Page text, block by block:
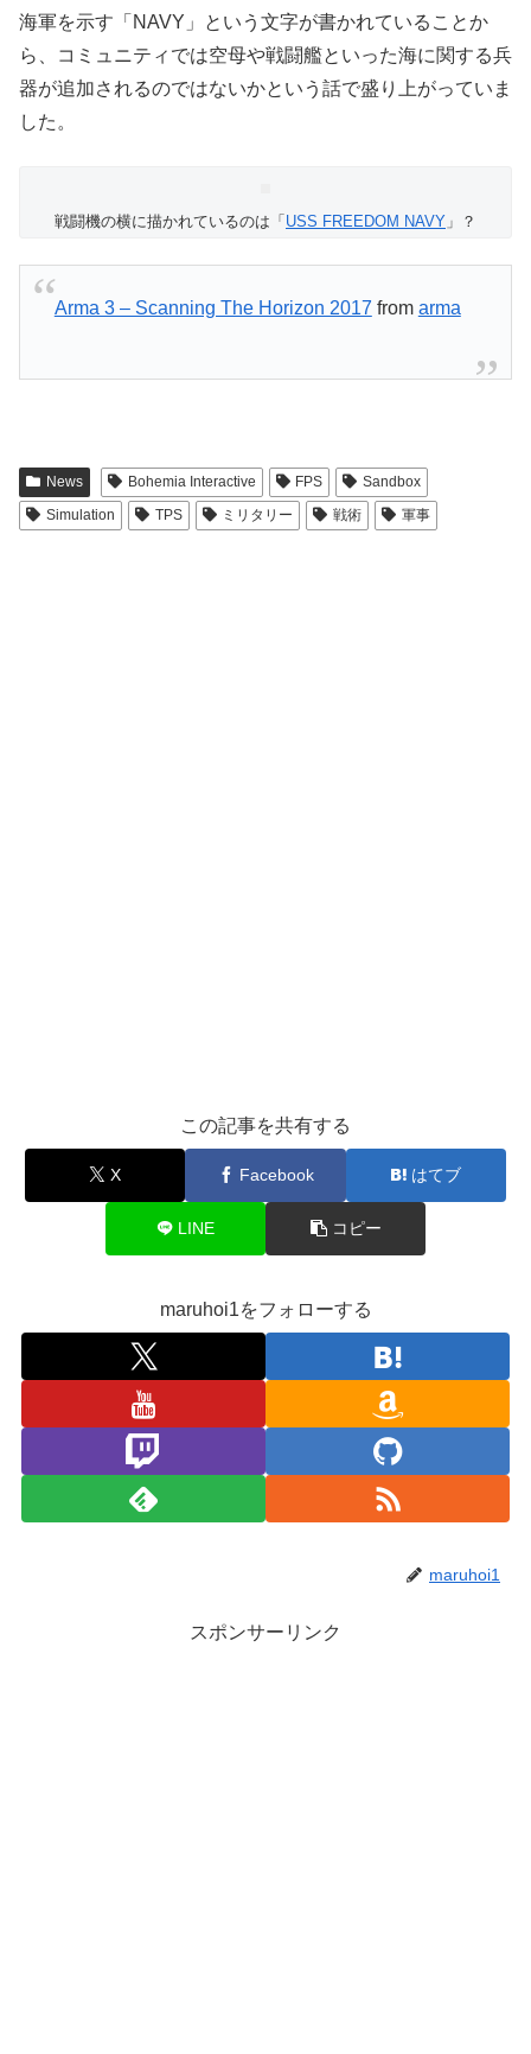
海軍を示す「NAVY」という文字が書かれていることか
ら、コミュニティでは空母や戦闘艦といった海に関する兵
器が追加されるのではないかという話で盛り上がっていま
した。
戦闘機の横に描かれているのは「USS FREEDOM NAVY 」？
Arma 3 – Scanning The Horizon 2017 from arma
News Bohemia Interactive FPS
Sandbox
Simulation
TPS ミリタリー 戦術 軍事
この記事を共有する
X Facebook はてブ
LINE コピー
maruhoi1をフォローする
maruhoi1
スポンサーリンク